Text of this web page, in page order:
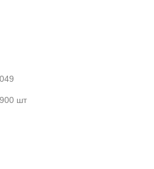
шт